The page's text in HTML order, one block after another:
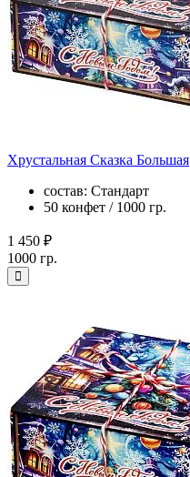
Хрустальная Сказка Большая
состав: Стандарт
50 конфет / 1000 гр.
1 450 ₽
1000 гр.